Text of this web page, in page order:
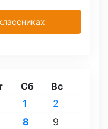
Сб Вс
1
2
8
9